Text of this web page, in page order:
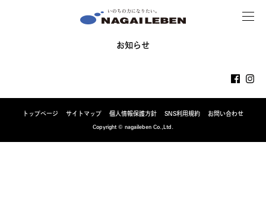
MENU
お知らせ
トップページ サイトマップ 個人情報保護方針 SNS利用規約
お問い合わせ
Copyright © nagaileben Co.,Ltd.